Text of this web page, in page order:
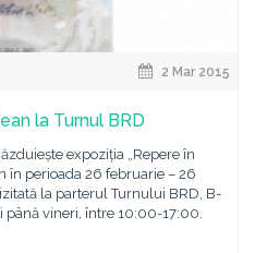
2 Mar 2015
la Turnul BRD
expoziția „Repere în
în perioada 26 februarie – 26
la parterul Turnului BRD, B-
până vineri, între 10:00-17:00.